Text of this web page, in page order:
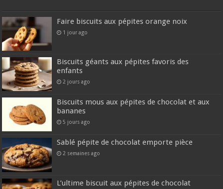
Faire biscuits aux pépites orange noix
1 jour ago
Biscuits géants aux pépites favoris des
enfants
2 jours ago
Biscuits mous aux pépites de chocolat et aux
bananes
5 jours ago
Sablé pépite de chocolat emporte pièce
2 semaines ago
L’ultime biscuit aux pépites de chocolat